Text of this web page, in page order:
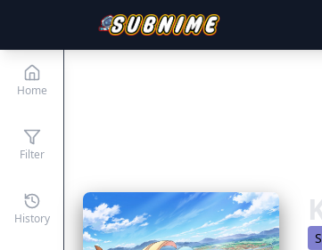
Home
Filter
History